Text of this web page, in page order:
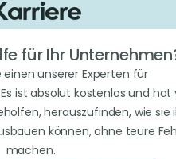
für Ihr
einen unserer Experten für
ist absolut kostenlos und hat
herauszufinden, wie sie
können, ohne teure
machen.